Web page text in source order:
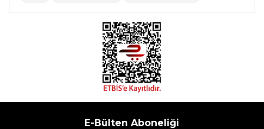
E-Bülten Aboneliği